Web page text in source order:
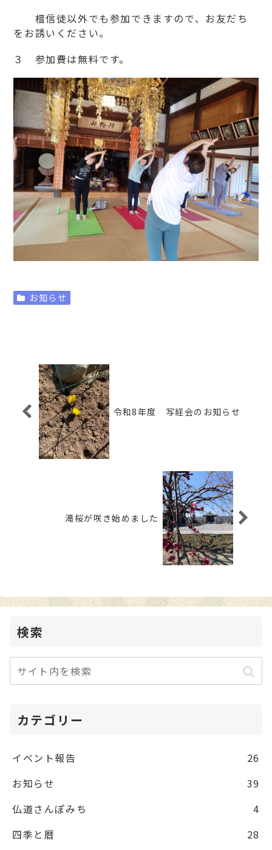
檀信徒以外でも参加できますので、お友だち
をお誘いください。
３ 参加費は無料です。
お知らせ
令和8年度 写経会のお知らせ
滝桜が咲き始めました
検索
カテゴリー
イベント報告
26
お知らせ
39
仏道さんぽみち
4
四季と暦
28